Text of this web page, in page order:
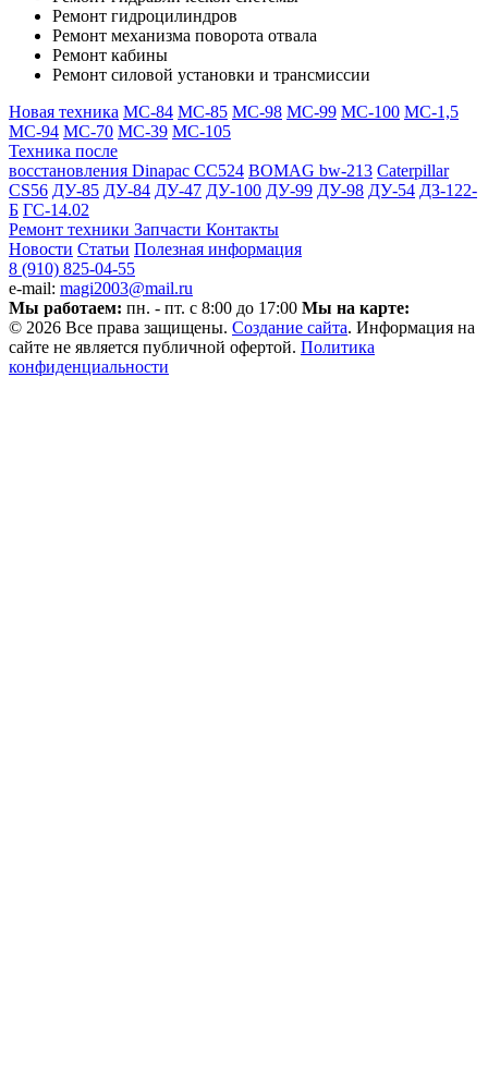
Ремонт гидроцилиндров
Ремонт механизма поворота отвала
Ремонт кабины
Ремонт силовой установки и трансмиссии
Новая техника МС-84 МС-85 МС-98 МС-99 МС-100 МС-1,5
МС-94 МС-70 МС-39 МС-105
Техника после
восстановления Dinapac СС524 BOMAG bw-213 Caterpillar
CS56 ДУ-85 ДУ-84 ДУ-47 ДУ-100 ДУ-99 ДУ-98 ДУ-54 ДЗ-122-
Б ГС-14.02
Ремонт техники Запчасти Контакты
Новости Статьи Полезная информация
8 (910) 825-04-55
e-mail: magi2003@mail.ru
Мы работаем: пн. - пт. с 8:00 до 17:00 Мы на карте:
© 2026 Все права защищены. Создание сайта. Информация на
сайте не является публичной офертой. Политика
конфиденциальности